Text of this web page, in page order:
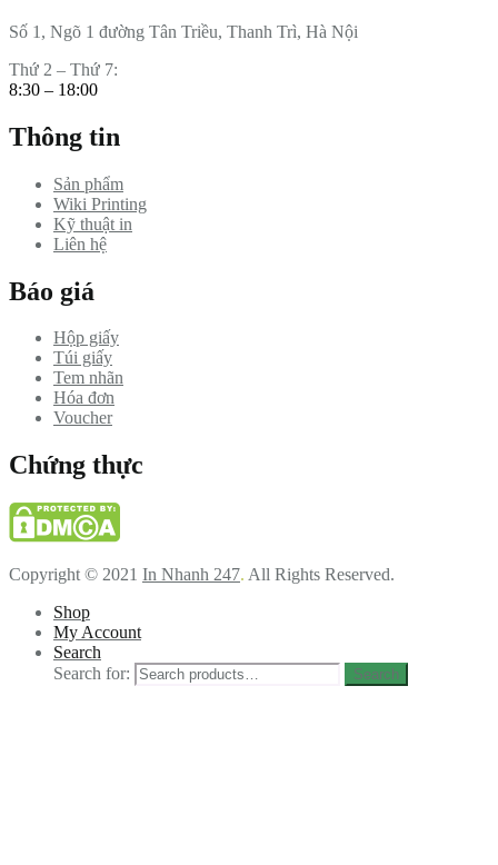
Số 1, Ngõ 1 đường Tân Triều, Thanh Trì, Hà Nội
Thứ 2 – Thứ 7:
8:30 – 18:00
Thông tin
Sản phẩm
Wiki Printing
Kỹ thuật in
Liên hệ
Báo giá
Hộp giấy
Túi giấy
Tem nhãn
Hóa đơn
Voucher
Chứng thực
Copyright © 2021 In Nhanh 247. All Rights Reserved.
Shop
My Account
Search
Search for:
Search